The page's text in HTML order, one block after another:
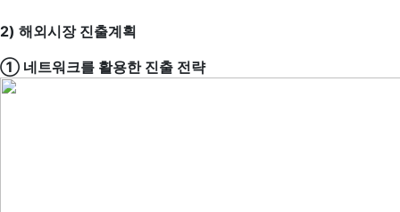
2) 해외시장 진출계획
① 네트워크를 활용한 진출 전략